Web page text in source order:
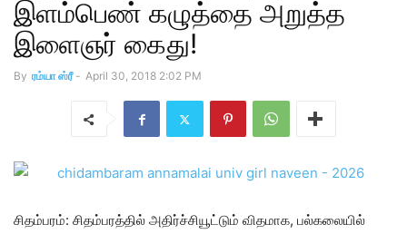
இளம்பெண் கழுத்தை அறுத்த
இளைஞர் கைது!
By ரம்யா ஸ்ரீ - April 30, 2018 2:02 PM
சிதம்பரம்: சிதம்பரத்தில் அதிர்ச்சியூட்டும் விதமாக, பல்கலையில்